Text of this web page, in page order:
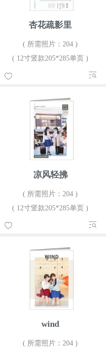
杏花疏影里
( 所需照片：204 )
( 12寸竖款205*285单页 )
凉风轻拂
( 所需照片：204 )
( 12寸竖款205*285单页 )
wind
( 所需照片：204 )